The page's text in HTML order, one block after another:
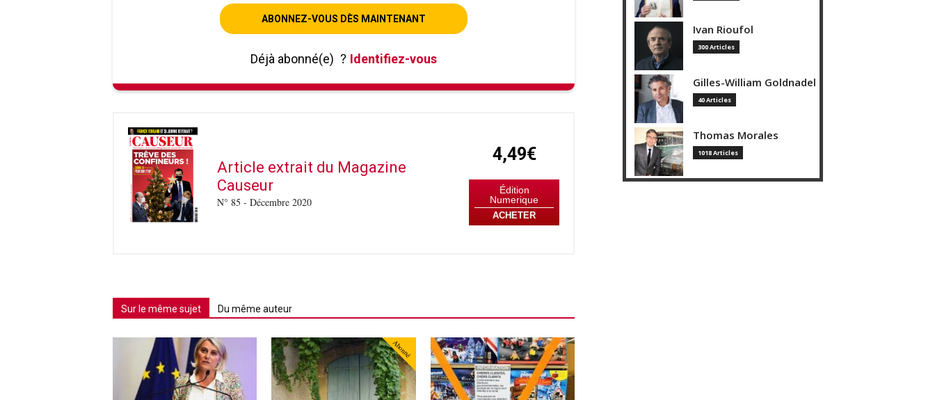
ABONNEZ-VOUS DÈS MAINTENANT
Déjà abonné(e) ? Identifiez-vous
Article extrait du Magazine
Causeur
N° 85 - Décembre 2020
4,49€
Édition
Numerique
ACHETER
Sur le même sujet Du même auteur
Abonné
Ivan Rioufol
300 Articles
Gilles-William Goldnadel
40 Articles
Thomas Morales
1018 Articles